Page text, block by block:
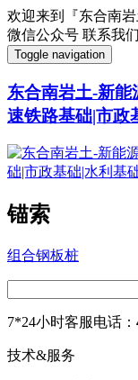
欢迎来到『东合南岩
微信公众号 联系我们
Toggle navigation
东合南岩土-新能
速铁路基础|市政
锚索
组合钢板桩
7*24小时客服电话：
技术&服务